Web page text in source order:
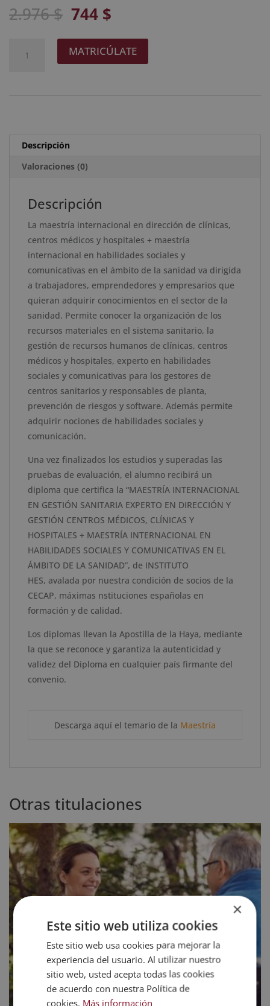
2.976$ El
precio
original
era:
744 $
actual
es:
Gestión
Médicos,
Clínicas
Hospitales
Maestría
Internacional
Habilidades
Sociales
Comunicativas
Ámbito
Diploma
MATRICÚLATE
Descripción
Valoraciones (0)
Descripción
La maestría internacional en dirección de clínicas,
centros médicos y hospitales + maestría
internacional en habilidades sociales y
comunicativas en el ámbito de la sanidad va dirigida
a trabajadores, emprendedores y empresarios que
quieran adquirir conocimientos en el sector de la
sanidad. Permite conocer la organización de los
recursos materiales en el sistema sanitario, la
gestión de recursos humanos de clínicas, centros
médicos y hospitales, experto en habilidades
sociales y comunicativas para los gestores de
centros sanitarios y responsables de planta,
prevención de riesgos y software. Además permite
adquirir nociones de habilidades sociales y
comunicación.
Una vez finalizados los estudios y superadas las
pruebas de evaluación, el alumno recibirá un
diploma que certifica la “MAESTRÍA INTERNACIONAL
EN GESTIÓN SANITARIA EXPERTO EN DIRECCIÓN Y
GESTIÓN CENTROS MÉDICOS, CLÍNICAS Y
HOSPITALES + MAESTRÍA INTERNACIONAL EN
HABILIDADES SOCIALES Y COMUNICATIVAS EN EL
ÁMBITO DE LA SANIDAD”, de INSTITUTO
HES, avalada por nuestra condición de socios de la
CECAP, máximas nstituciones españolas en
formación y de calidad.
Los diplomas llevan la Apostilla de la Haya, mediante
la que se reconoce y garantiza la autenticidad y
validez del Diploma en cualquier país firmante del
convenio.
Descarga aquí el temario de la Maestría
Otras titulaciones
×
Este sitio web utiliza cookies
Este sitio web usa cookies para mejorar la
experiencia del usuario. Al utilizar nuestro
sitio web, usted acepta todas las cookies
de acuerdo con nuestra Política de
cookies. Más información